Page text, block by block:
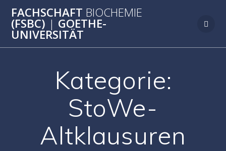
Inhalt
FACHSCHAFT BIOCHEMIE
(FSBC) | GOETHE-
UNIVERSITÄT
Kategorie:
StoWe-
Altklausuren